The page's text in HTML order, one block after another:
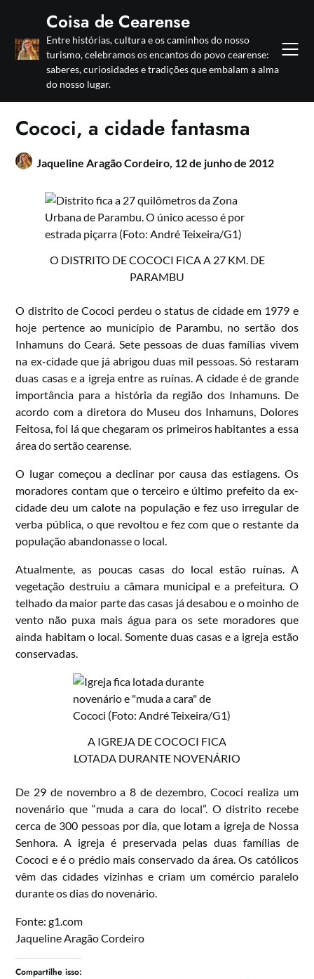
content
Coisa de Cearense
Entre histórias, cultura e os caminhos do nosso
turismo, celebramos os encantos do povo cearense:
saberes, curiosidades e tradições que embalam a alma
do nosso lugar.
Cococi, a cidade fantasma
Jaqueline Aragão Cordeiro, 12 de junho de 2012
O DISTRITO DE COCOCI FICA A 27 KM. DE
PARAMBU
O distrito de Cococi perdeu o status de cidade em 1979 e
hoje pertence ao município de Parambu, no sertão dos
Inhamuns do Ceará. Sete pessoas de duas famílias vivem
na ex-cidade que já abrigou duas mil pessoas. Só restaram
duas casas e a igreja entre as ruínas. A cidade é de grande
importância para a história da região dos Inhamuns. De
acordo com a diretora do Museu dos Inhamuns, Dolores
Feitosa, foi lá que chegaram os primeiros habitantes a essa
área do sertão cearense.
O lugar começou a declinar por causa das estiagens. Os
moradores contam que o terceiro e último prefeito da ex-
cidade deu um calote na população e fez uso irregular de
verba pública, o que revoltou e fez com que o restante da
população abandonasse o local.
Atualmente, as poucas casas do local estão ruínas. A
vegetação destruiu a câmara municipal e a prefeitura. O
telhado da maior parte das casas já desabou e o moinho de
vento não puxa mais água para os sete moradores que
ainda habitam o local. Somente duas casas e a igreja estão
conservadas.
A IGREJA DE COCOCI FICA
LOTADA DURANTE NOVENÁRIO
De 29 de novembro a 8 de dezembro, Cococi realiza um
novenário que “muda a cara do local”. O distrito recebe
cerca de 300 pessoas por dia, que lotam a igreja de Nossa
Senhora. A igreja é preservada pelas duas famílias de
Cococi e é o prédio mais conservado da área. Os católicos
vêm das cidades vizinhas e criam um comércio paralelo
durante os dias do novenário.
Fonte: g1.com
Jaqueline Aragão Cordeiro
Compartilhe isso: